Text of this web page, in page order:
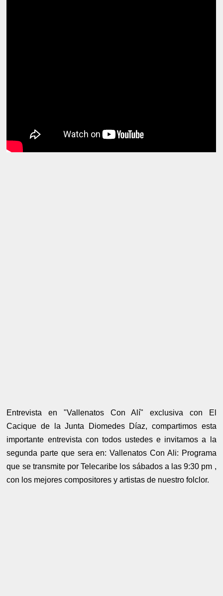
Entrevista en "Vallenatos Con Alí" exclusiva con El
Cacique de la Junta Diomedes Díaz, compartimos esta
importante entrevista con todos ustedes e invitamos a la
segunda parte que sera en: Vallenatos Con Ali: Programa
que se transmite por Telecaribe los sábados a las 9:30 pm ,
con los mejores compositores y artistas de nuestro folclor.